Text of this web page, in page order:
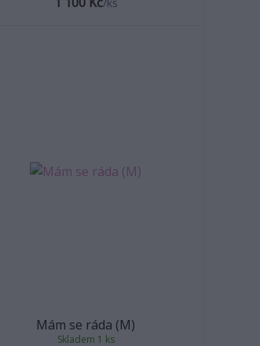
Mám se ráda (M)
Skladem 1 ks